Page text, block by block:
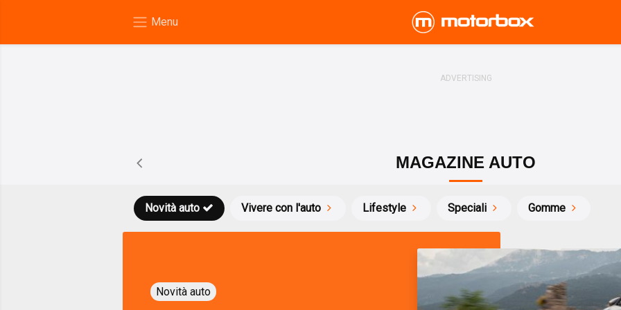
MAGAZINE AUTO
Novità auto Vivere con l'auto Lifestyle Speciali Gomme
Novità auto